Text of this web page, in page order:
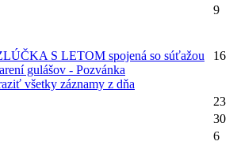
9
S LETOM spojená so súťažou
gulášov - Pozvánka
všetky záznamy z dňa
16
23
30
6